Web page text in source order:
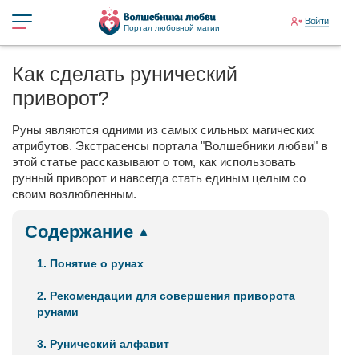
Портал любовной магии
Войти
Как сделать рунический
приворот?
Руны являются одними из самых сильных магических
атрибутов. Экстрасенсы портала "Волшебники любви" в
этой статье рассказывают о том, как использовать
рунный приворот и навсегда стать единым целым со
своим возлюбленным.
Содержание
1. Понятие о рунах
2. Рекомендации для совершения приворота
рунами
3. Рунический алфавит